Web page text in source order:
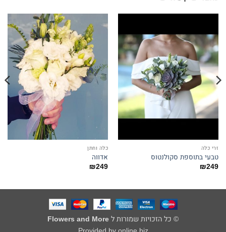
זרי כלה
טבעי בתוספת סקולנטוס
₪249
כלה וחתן
אדווה
₪249
© כל הזכויות שמורות ל Flowers and More